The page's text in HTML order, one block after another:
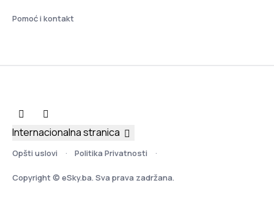
Pomoć i kontakt
Opšti uslovi Politika Privatnosti
Copyright © eSky.ba. Sva prava zadržana.
Internacionalna stranica